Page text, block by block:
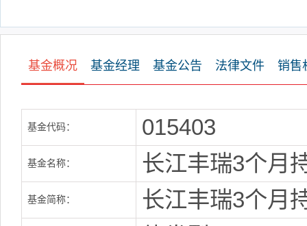
基金概况 基金经理 基金公告 法律文件 销售
基金代码： 015403
基金名称： 长江丰瑞3个月
基金简称： 长江丰瑞3个月